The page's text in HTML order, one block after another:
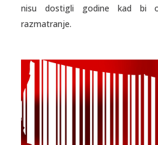
nisu dostigli godine kad bi
razmatranje.